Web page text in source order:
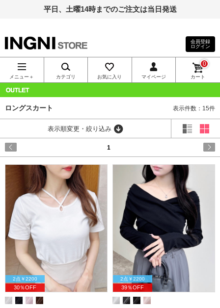
平日、土曜14時までのご注文は当日発送
INGNI（イン
グ）公式通
販｜INGNI
STORE
会員登録
ログイン
メニュー＋ カテゴリ お気に入り マイページ カート
0
ロングスカート 表示件数：15件
表示順変更・絞り込み
1
2点￥2200
30％OFF
2点￥2200
39％OFF